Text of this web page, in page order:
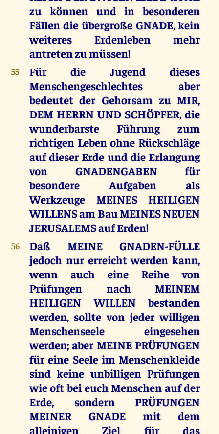
zu können und in besonderen
Fällen die übergroße GNADE, kein
weiteres Erdenleben mehr
antreten zu müssen!
55
Für die Jugend dieses
Menschengeschlechtes aber
bedeutet der Gehorsam zu MIR,
DEM HERRN UND SCHÖPFER, die
wunderbarste Führung zum
richtigen Leben ohne Rückschläge
auf dieser Erde und die Erlangung
von GNADENGABEN für
besondere Aufgaben als
Werkzeuge MEINES HEILIGEN
WILLENS am Bau MEINES NEUEN
JERUSALEMS auf Erden!
56
Daß MEINE GNADEN-FÜLLE
jedoch nur erreicht werden kann,
wenn auch eine Reihe von
Prüfungen nach MEINEM
HEILIGEN WILLEN bestanden
werden, sollte von jeder willigen
Menschenseele eingesehen
werden; aber MEINE PRÜFUNGEN
für eine Seele im Menschenkleide
sind keine unbilligen Prüfungen
wie oft bei euch Menschen auf der
Erde, sondern PRÜFUNGEN
MEINER GNADE mit dem
alleinigen Ziel für das